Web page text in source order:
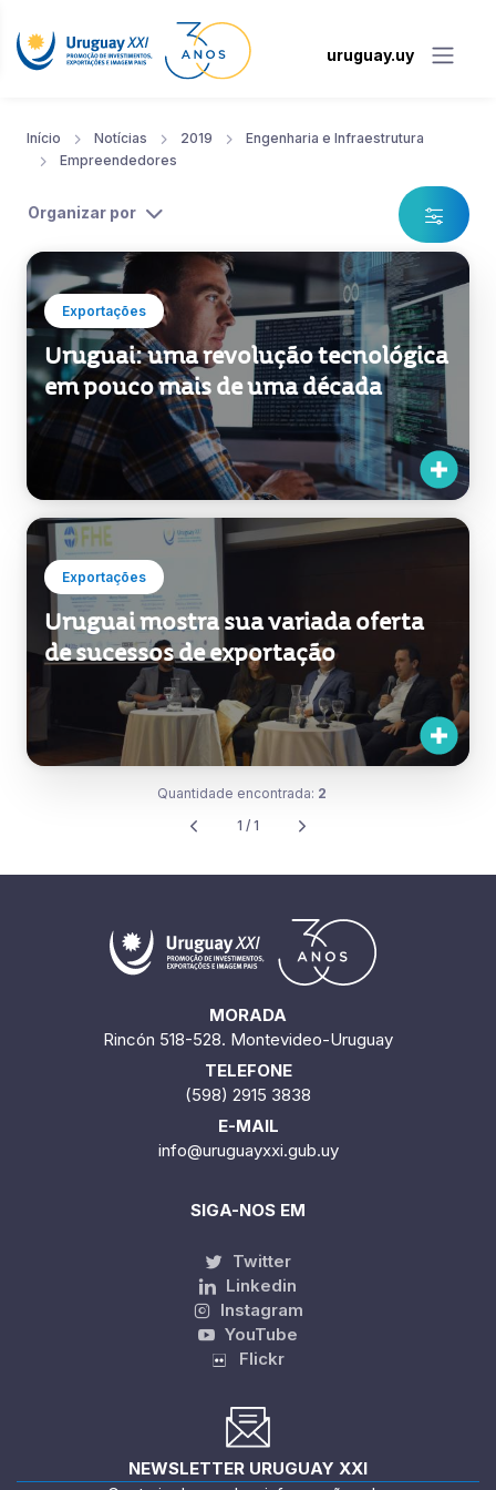
uruguay.uy
Início Notícias 2019
Engenharia e Infraestrutura
Empreendedores
Organizar por
Exportações
Uruguai: uma revolução tecnológica
em pouco mais de uma década
Exportações
Uruguai mostra sua variada oferta
de sucessos de exportação
Quantidade encontrada: 2
1 / 1
MORADA
Rincón 518-528. Montevideo-Uruguay
TELEFONE
(598) 2915 3838
E-MAIL
info@uruguayxxi.gub.uy
SIGA-NOS EM
Twitter
Linkedin
Instagram
YouTube
Flickr
NEWSLETTER URUGUAY XXI